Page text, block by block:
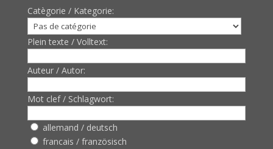
Catègorie / Kategorie:
Plein texte / Volltext:
Auteur / Autor:
Mot clef / Schlagwort:
allemand / deutsch
francais / französisch